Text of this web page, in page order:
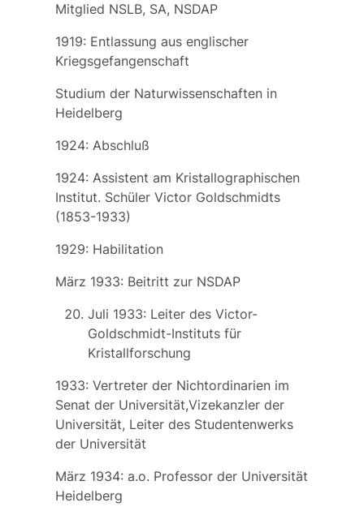
Mitglied NSLB, SA, NSDAP
1919: Entlassung aus englischer
Kriegsgefangenschaft
Studium der Naturwissenschaften in
Heidelberg
1924: Abschluß
1924: Assistent am Kristallographischen
Institut. Schüler Victor Goldschmidts
(1853-1933)
1929: Habilitation
März 1933: Beitritt zur NSDAP
Juli 1933: Leiter des Victor-
Goldschmidt-Instituts für
Kristallforschung
1933: Vertreter der Nichtordinarien im
Senat der Universität,Vizekanzler der
Universität, Leiter des Studentenwerks
der Universität
März 1934: a.o. Professor der Universität
Heidelberg